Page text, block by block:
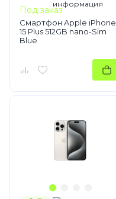
Под заказ
Смартфон Apple iPhone
15 Plus 512GB nano-Sim
Blue